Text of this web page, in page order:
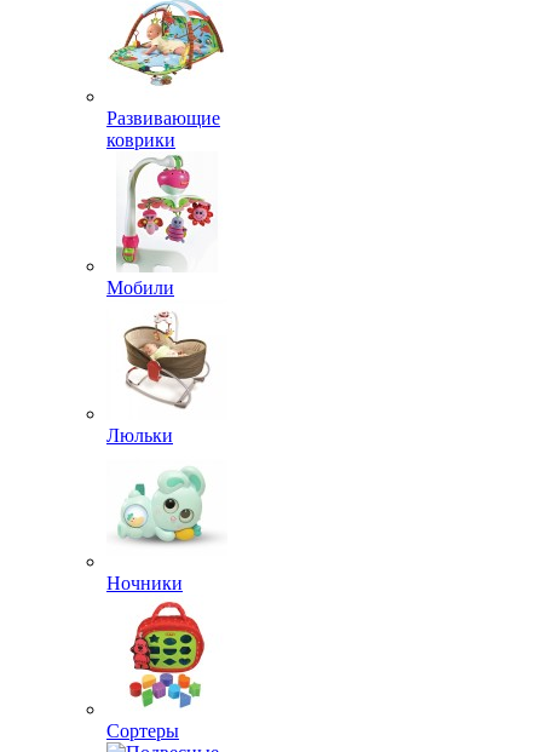
Развивающие
коврики
Мобили
Люльки
Ночники
Сортеры